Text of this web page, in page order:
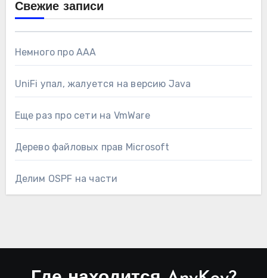
Свежие записи
Немного про AAA
UniFi упал, жалуется на версию Java
Еще раз про сети на VmWare
Дерево файловых прав Microsoft
Делим OSPF на части